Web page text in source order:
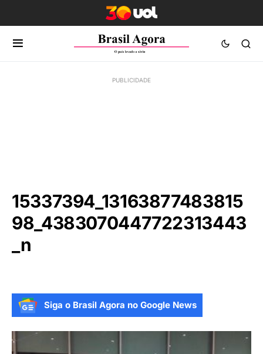
15337394_13163877483815
98_4383070447722313443
_n
Siga o Brasil Agora no Google News